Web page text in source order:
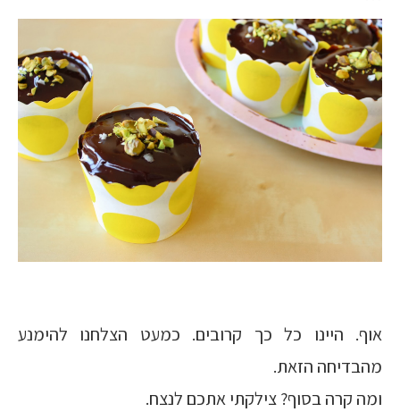
אוף. היינו כל כך קרובים. כמעט הצלחנו להימנע
מהבדיחה הזאת.
ומה קרה בסוף? צילקתי אתכם לנצח.